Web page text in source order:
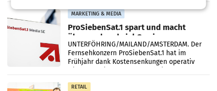
Vergleichszeitraum
MARKETING & MEDIA
ProSiebenSat.1 spart und macht
überraschend viel Gewinn
UNTERFÖHRING/MAILAND/AMSTERDAM. Der
Fernsehkonzern ProSiebenSat.1 hat im
Frühjahr dank Kostensenkungen operativ
RETAIL